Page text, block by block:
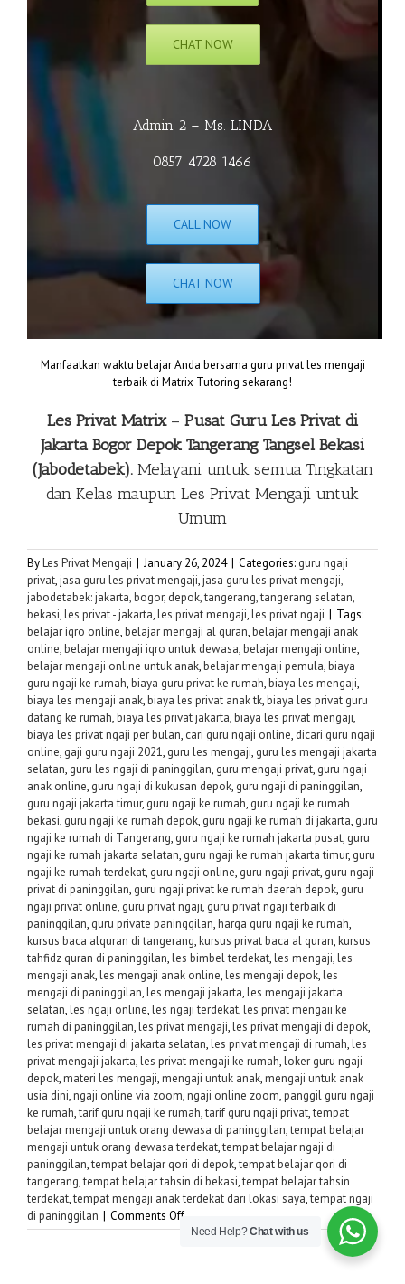
CHAT NOW
Admin 2 – Ms. LINDA
0857 4728 1466
CALL NOW
CHAT NOW
Manfaatkan waktu belajar Anda bersama guru privat les mengaji
terbaik di Matrix Tutoring sekarang!
Les Privat Matrix– Pusat Guru Les Privat di
Jakarta Bogor Depok Tangerang Tangsel Bekasi
(Jabodetabek). Melayani untuk semua Tingkatan
dan Kelas maupun Les Privat Mengaji untuk
Umum
ByLes Privat Mengaji January 26, 2024 Categories: guru ngaji
privat,jasa guru les privat mengaji,jasa guru les privat mengaji,
jabodetabek: jakarta, bogor, depok, tangerang, tangerang selatan,
bekasi,les privat - jakarta,les privat mengaji,les privat ngaji
Tags:
belajar iqro online,belajar mengaji al quran,belajar mengaji anak
online,belajar mengaji iqro untuk dewasa,belajar mengaji online,
belajar mengaji online untuk anak,belajar mengaji pemula,biaya
guru ngaji ke rumah,biaya guru privat ke rumah,biaya les mengaji,
biaya les mengaji anak,biaya les privat anak tk,biaya les privat guru
datang ke rumah,biaya les privat jakarta,biaya les privat mengaji,
biaya les privat ngaji per bulan, cari guru ngaji online, dicari guru ngaji
online, gaji guru ngaji 2021, guru les mengaji, guru les mengaji jakarta
selatan, guru les ngaji di paninggilan, guru mengaji privat, guru ngaji
anak online, guru ngaji di kukusan depok, guru ngaji di paninggilan,
guru ngaji jakarta timur, guru ngaji ke rumah, guru ngaji ke rumah
bekasi, guru ngaji ke rumah depok, guru ngaji ke rumah di jakarta, guru
ngaji ke rumah di Tangerang, guru ngaji ke rumah jakarta pusat, guru
ngaji ke rumah jakarta selatan, guru ngaji ke rumah jakarta timur, guru
ngaji ke rumah terdekat, guru ngaji online, guru ngaji privat, guru ngaji
privat di paninggilan, guru ngaji privat ke rumah daerah depok, guru
ngaji privat online, guru privat ngaji, guru privat ngaji terbaik di
paninggilan, guru private paninggilan,harga guru ngaji ke rumah,
kursus baca alquran di tangerang,kursus privat baca al quran,kursus
tahfidz quran di paninggilan,les bimbel terdekat,les mengaji,les
mengaji anak,les mengaji anak online,les mengaji depok,les
mengaji di paninggilan,les mengaji jakarta,les mengaji jakarta
selatan,les ngaji online,les ngaji terdekat,les privat mengaii ke
rumah di paninggilan,les privat mengaji,les privat mengaji di depok,
les privat mengaji di jakarta selatan,les privat mengaji di rumah,les
privat mengaji jakarta,les privat mengaji ke rumah,loker guru ngaji
depok,materi les mengaji,mengaji untuk anak,mengaji untuk anak
usia dini,ngaji online via zoom,ngaji online zoom,panggil guru ngaji
ke rumah,tarif guru ngaji ke rumah,tarif guru ngaji privat,tempat
belajar mengaji untuk orang dewasa di paninggilan,tempat belajar
mengaji untuk orang dewasa terdekat,tempat belajar ngaji di
paninggilan,tempat belajar qori di depok,tempat belajar qori di
tangerang,tempat belajar tahsin di bekasi,tempat belajar tahsin
terdekat,tempat mengaji anak terdekat dari lokasi saya,tempat ngaji
di paninggilan
Comments Offon
Need Help?Chat with us